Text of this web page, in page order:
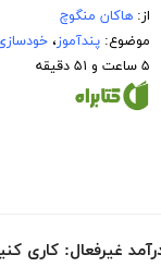
از:هاکان منگوچ
موضوع:پندآموز،
۵ ساعت و ۵۱ دقیقه
غیرفعال: کاری